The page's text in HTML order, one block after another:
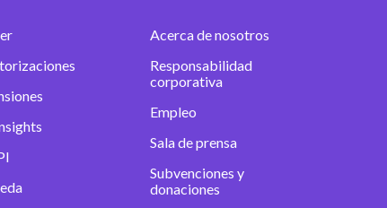
Acerca de nosotros
Responsabilidad
corporativa
Empleo
Sala de prensa
Subvenciones y
donaciones